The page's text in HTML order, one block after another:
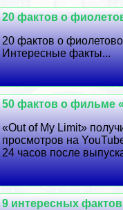
20 фактов о
20 фактов о
Интересные факты...
50 фактов о фильме
«Out of My Limit»
просмотров на
24 часов после
9 интересных